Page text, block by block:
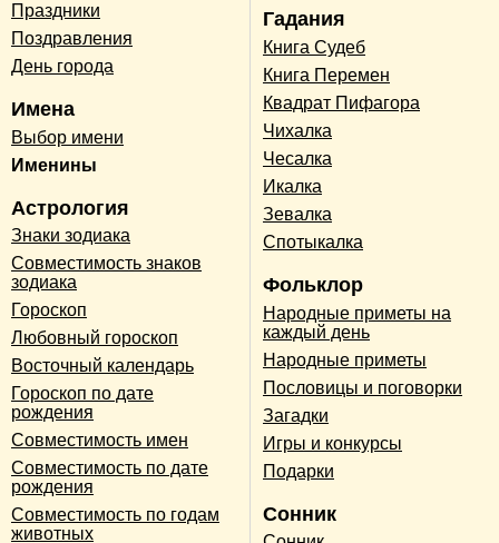
Праздники
Поздравления
День города
Имена
Выбор имени
Именины
Астрология
Знаки зодиака
Совместимость знаков
зодиака
Гороскоп
Любовный гороскоп
Восточный календарь
Гороскоп по дате
рождения
Совместимость имен
Совместимость по дате
рождения
Совместимость по годам
животных
Гадания
Книга Судеб
Книга Перемен
Квадрат Пифагора
Чихалка
Чесалка
Икалка
Зевалка
Спотыкалка
Фольклор
Народные приметы на
каждый день
Народные приметы
Пословицы и поговорки
Загадки
Игры и конкурсы
Подарки
Сонник